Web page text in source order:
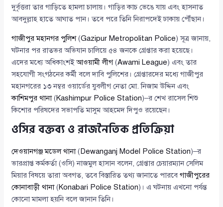
দুর্বৃত্তরা তার গাড়িতে হামলা চালায়। গাড়ির কাচ ভেঙে যায় এবং হাসনাত
আবদুল্লাহ হাতে আঘাত পান। তবে পরে তিনি নিরাপদেই ঢাকায় পৌঁছান।
গাজীপুর মহানগর পুলিশ(Gazipur Metropolitan Police) সূত্র জানায়,
ঘটনার পর রাতভর অভিযান চালিয়ে ৫৪ জনকে গ্রেপ্তার করা হয়েছে।
এদের মধ্যে অধিকাংশইআওয়ামী লীগ(Awami League) এবং তার
সহযোগী সংগঠনের কর্মী বলে দাবি পুলিশের। গ্রেপ্তারদের মধ্যে গাজীপুর
মহানগরের ১৩ নম্বর ওয়ার্ডের যুবলীগ নেতা মো. নিজাম উদ্দিন এবং
কাশিমপুর থানা(Kashimpur Police Station)–র শেখ রাসেল শিশু
কিশোর পরিষদের সভাপতি মাসুম আহমেদ দিপুও রয়েছেন।
ওসির বক্তব্য ও রাজনৈতিক প্রতিক্রিয়া
দেওয়ানগঞ্জ মডেল থানা( Dewanganj Model Police Station)–র
ভারপ্রাপ্ত কর্মকর্তা (ওসি) নাজমুল হাসান বলেন, গ্রেপ্তার চেয়ারম্যান সেলিম
মিয়ার বিষয়ে তারা অবগত, তবে বিস্তারিত তথ্য জানাতে পারবেগাজীপুরের
কোনাবাড়ী থানা(Konabari Police Station)। এ ঘটনায় এখনো পর্যন্ত
কোনো মামলা হয়নি বলে জানান তিনি।